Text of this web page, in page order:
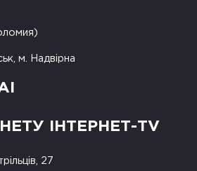
м. Надвірна
ІНТЕРНЕТ-TV
27